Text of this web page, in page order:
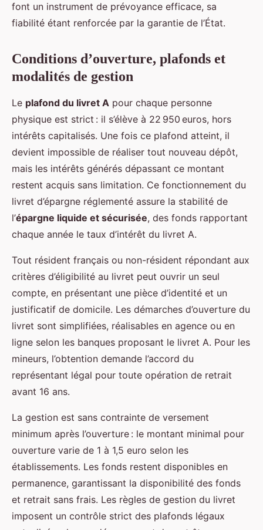
font un instrument de prévoyance efficace, sa
fiabilité étant renforcée par la garantie de l’État.
Conditions d’ouverture, plafonds et
modalités de gestion
Le plafond du livret A pour chaque personne
physique est strict : il s’élève à 22 950 euros, hors
intérêts capitalisés. Une fois ce plafond atteint, il
devient impossible de réaliser tout nouveau dépôt,
mais les intérêts générés dépassant ce montant
restent acquis sans limitation. Ce fonctionnement du
livret d’épargne réglementé assure la stabilité de
l’épargne liquide et sécurisée, des fonds rapportant
chaque année le taux d’intérêt du livret A.
Tout résident français ou non-résident répondant aux
critères d’éligibilité au livret peut ouvrir un seul
compte, en présentant une pièce d’identité et un
justificatif de domicile. Les démarches d’ouverture du
livret sont simplifiées, réalisables en agence ou en
ligne selon les banques proposant le livret A. Pour les
mineurs, l’obtention demande l’accord du
représentant légal pour toute opération de retrait
avant 16 ans.
La gestion est sans contrainte de versement
minimum après l’ouverture : le montant minimal pour
ouverture varie de 1 à 1,5 euro selon les
établissements. Les fonds restent disponibles en
permanence, garantissant la disponibilité des fonds
et retrait sans frais. Les règles de gestion du livret
imposent un contrôle strict des plafonds légaux